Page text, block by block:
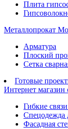
Плита
Металлопрокат
Арматура
Плоский
Сетка
Готовые
Интернет магазин
Гибкие
Спецодежда
Фасадная